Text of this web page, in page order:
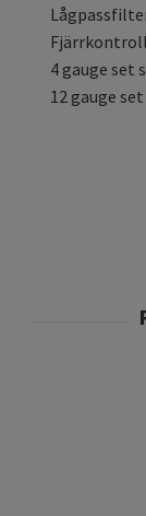
4 gauge set
12 gauge